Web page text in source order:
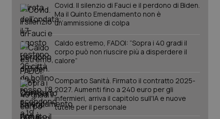
Covid. Il silenzio di Fauci e il perdono di Biden.
Ma il Quinto Emendamento non è
un’ammissione di colpa
Caldo estremo, FADOI: “Sopra i 40 gradi il
corpo può non riuscire più a disperdere il
calore”
Comparto Sanità. Firmato il contratto 2025-
2027. Aumenti fino a 240 euro per gli
infermieri, arriva il capitolo sull'IA e nuove
tutele per il personale
tracking-sites-ironfish-
session-id
www.quotidianosanita.it
_ga